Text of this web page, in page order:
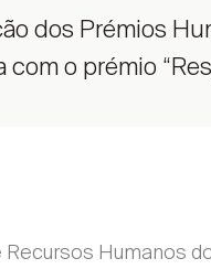
dos Prémios
o prémio
Recursos Humanos